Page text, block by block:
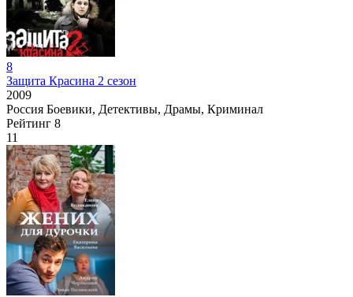
8
Защита Красина 2 сезон
2009
Россия Боевики, Детективы, Драмы, Криминал
Рейтинг 8
11